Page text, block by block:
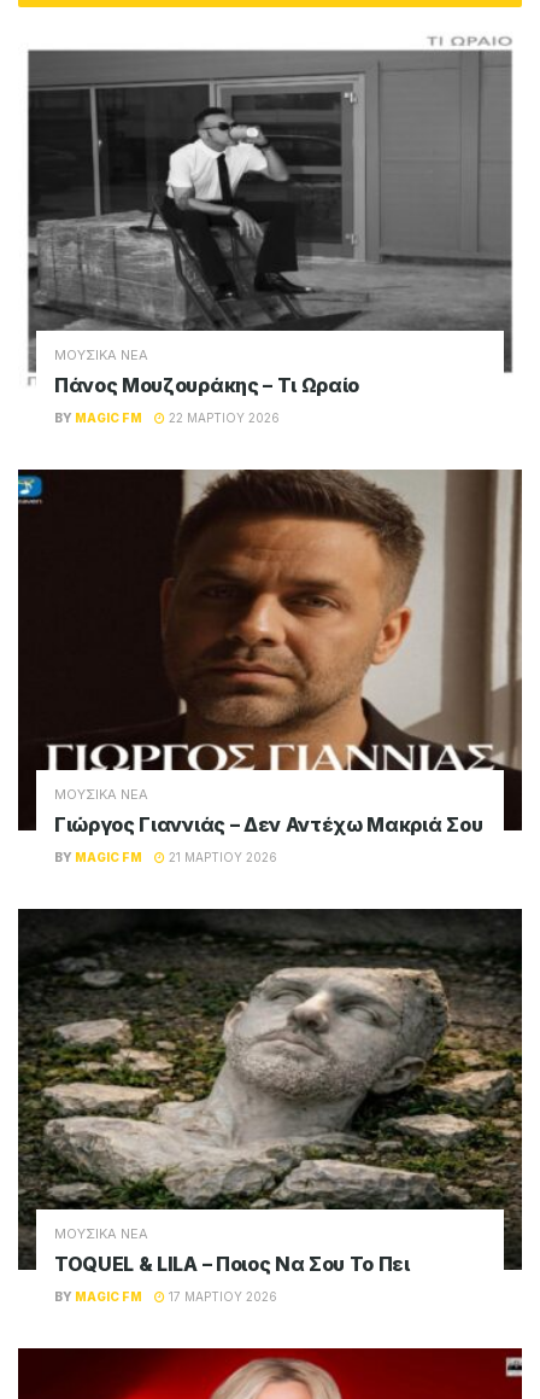
ΜΟΥΣΙΚΑ ΝΕΑ
Πάνος Μουζουράκης – Τι Ωραίο
BY MAGIC FM 22 ΜΑΡΤΊΟΥ 2026
ΜΟΥΣΙΚΑ ΝΕΑ
Γιώργος Γιαννιάς – Δεν Αντέχω Μακριά Σου
BY MAGIC FM 21 ΜΑΡΤΊΟΥ 2026
ΜΟΥΣΙΚΑ ΝΕΑ
TOQUEL & LILA – Ποιος Να Σου Το Πει
BY MAGIC FM 17 ΜΑΡΤΊΟΥ 2026